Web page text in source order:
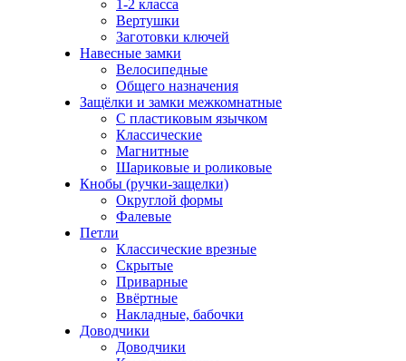
1-2 класса
Вертушки
Заготовки ключей
Навесные замки
Велосипедные
Общего назначения
Защёлки и замки межкомнатные
С пластиковым язычком
Классические
Магнитные
Шариковые и роликовые
Кнобы (ручки-защелки)
Округлой формы
Фалевые
Петли
Классические врезные
Скрытые
Приварные
Ввёртные
Накладные, бабочки
Доводчики
Доводчики